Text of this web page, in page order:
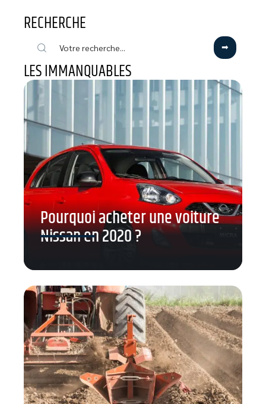
RECHERCHE
LES IMMANQUABLES
Pourquoi acheter une voiture
Nissan en 2020 ?